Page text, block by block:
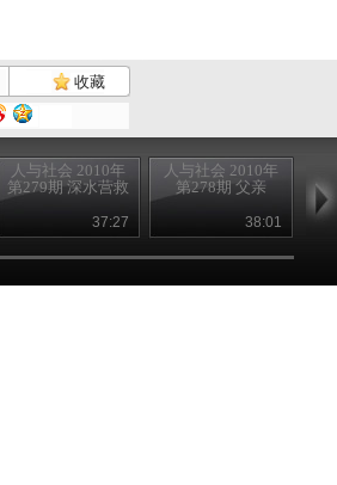
收藏
人与社会 2010年
第279期 深水营救
37:27
人与社会 2010年
第278期 父亲
38:01